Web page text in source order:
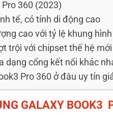
360 (2023)
tế, có tính di động cao
cao với tỷ lệ khung
trội với chipset thế hệ mới
dạng cổng kết nối khác
Pro 360 ở đâu uy tín
GALAXY BOOK3